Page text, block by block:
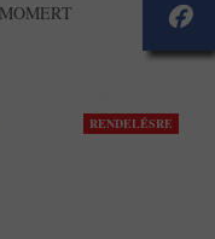
RENDELÉSRE